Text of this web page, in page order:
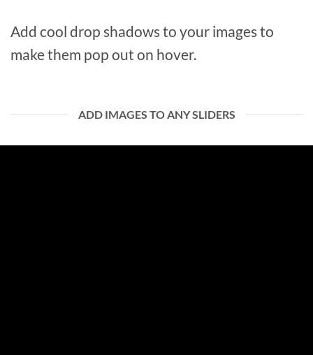
Add cool drop shadows to your images to
make them pop out on hover.
ADD IMAGES TO ANY SLIDERS